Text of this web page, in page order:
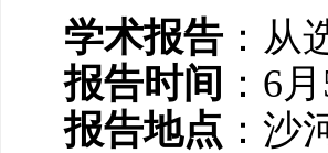
学术报告 ：从
报告时间 ：6
报告地点 ：沙